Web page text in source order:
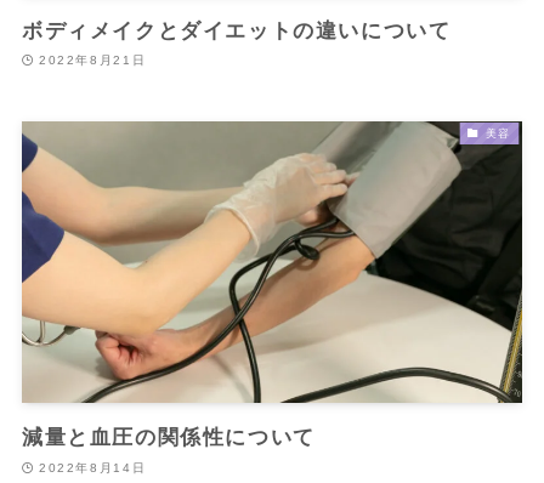
ボディメイクとダイエットの違いについて
2022年8月21日
美容
減量と血圧の関係性について
2022年8月14日